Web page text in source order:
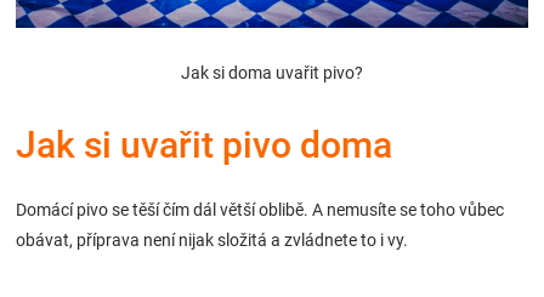
Značky
Jak si doma uvařit pivo?
Jak si uvařit pivo doma
Domácí pivo se těší čím dál větší oblibě. A nemusíte se toho vůbec
obávat, příprava není nijak složitá a zvládnete to i vy.